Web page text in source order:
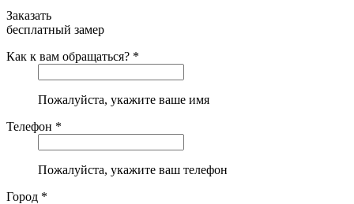
Заказать
бесплатный замер
Как к вам обращаться? *
Пожалуйста, укажите ваше имя
Телефон *
Пожалуйста, укажите ваш телефон
Город *